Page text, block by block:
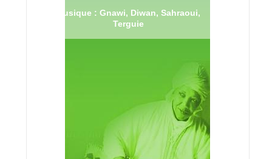
Musique : Gnawi, Diwan, Sahraoui,
Terguie